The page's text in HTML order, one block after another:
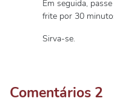
Em seguida,
frite por 30
Sirva-se.
Comentários 2